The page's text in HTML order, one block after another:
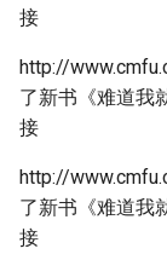
接
http://
了新书《难道我
接
http://
了新书《难道我
接